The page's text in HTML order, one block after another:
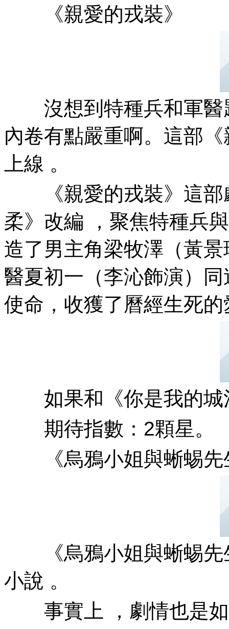
《親愛的戎裝》
沒想到特種兵和軍醫題
內卷有點嚴重啊。這
上線  。
《親愛的戎裝》這部
柔》改編 ，聚焦特種兵
造了男主角梁牧澤（黃景
醫夏初一（李沁飾演）同追
使命 ，收獲了曆經生死的
如果和《你是我的城池壁
期待指數：2顆星。
《烏鴉小姐與蜥蜴先
《烏鴉小姐與蜥蜴先生
小說 。
事實上 ，劇情也是如此